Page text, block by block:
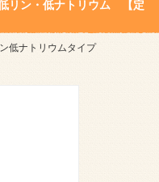
リン・低ナトリウム 【定
低ナトリウムタイプ